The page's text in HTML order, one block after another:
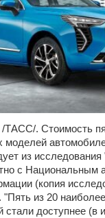
. Стоимость
моделей
из
с Национальным
(копия
из 20
стали доступнее (в